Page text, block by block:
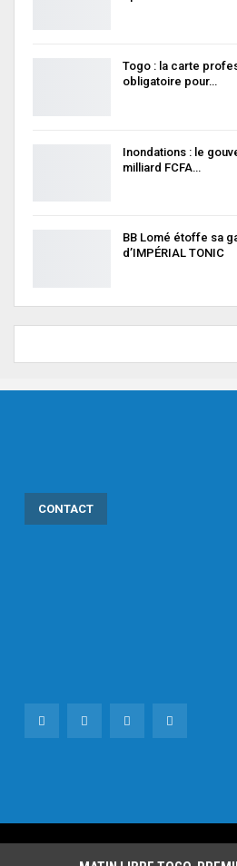
Togo : la carte
obligatoire pour…
Inondations : le
milliard FCFA…
BB Lomé étoffe sa
d’IMPÉRIAL TONIC
CONTACT